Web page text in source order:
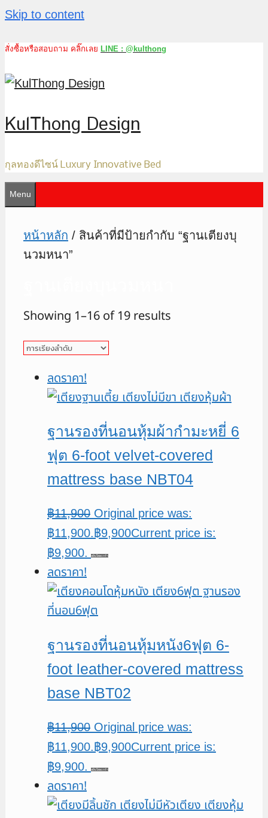
Skip to content
สั่งซื้อหรือสอบถาม คลิ๊กเลย LINE : @kulthong
KulThong Design
กุลทองดีไซน์ Luxury Innovative Bed
Menu
หน้าหลัก / สินค้าที่มีป้ายกำกับ “ฐานเตียงบุ
นวมหนา”
Showing 1–16 of 19 results
ลดราคา!
ฐานรองที่นอนหุ้มผ้ากำมะหยี่ 6
ฟุต 6-foot velvet-covered
mattress base NBT04
฿11,900 Original price was:
฿11,900.฿9,900Current price is:
฿9,900.
หยิบใส่ตะกร้า
ลดราคา!
ฐานรองที่นอนหุ้มหนัง6ฟุต 6-
foot leather-covered mattress
base NBT02
฿11,900 Original price was:
฿11,900.฿9,900Current price is:
฿9,900.
หยิบใส่ตะกร้า
ลดราคา!